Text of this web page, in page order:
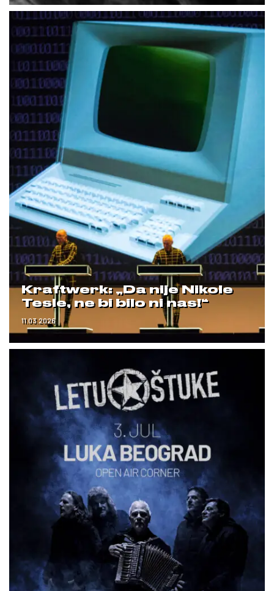
Kraftwerk: „Da nije Nikole
Tesle, ne bi bilo ni nas!“
11.03.2026